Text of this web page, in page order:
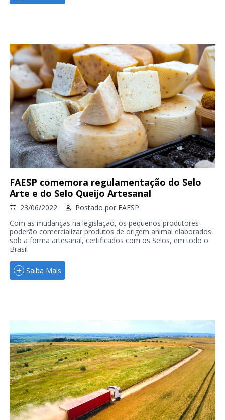
FAESP comemora regulamentação do Selo
Arte e do Selo Queijo Artesanal
23/06/2022 Postado por FAESP
Com as mudanças na legislação, os pequenos produtores
poderão comercializar produtos de origem animal elaborados
sob a forma artesanal, certificados com os Selos, em todo o
Brasil
Saiba Mais